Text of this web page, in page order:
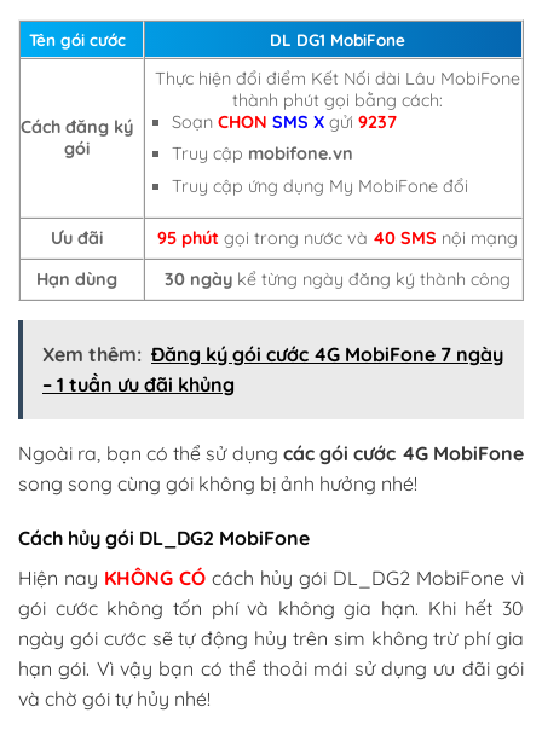
Tên gói cước DL DG1 MobiFone
Cách đăng ký
gói
Thực hiện đổi điểm Kết Nối dài Lâu MobiFone
thành phút gọi bằng cách:
Soạn CHON SMS Xgửi 9237
Truy cập mobifone.vn
Truy cập ứng dụng My MobiFone đổi
Ưu đãi 95 phút gọi trong nước và 40 SMS nội mạng
Hạn dùng
30 ngày kể từng ngày đăng ký thành công
Xem thêm: Đăng ký gói cước 4G MobiFone 7 ngày
– 1 tuần ưu đãi khủng
Ngoài ra, bạn có thể sử dụng các gói cước 4G MobiFone
song song cùng gói không bị ảnh hưởng nhé!
Cách hủy gói DL_DG2 MobiFone
Hiện nay KHÔNG CÓ cách hủy gói DL_DG2 MobiFone vì
gói cước không tốn phí và không gia hạn. Khi hết 30
ngày gói cước sẽ tự động hủy trên sim không trừ phí gia
hạn gói. Vì vậy bạn có thể thoải mái sử dụng ưu đãi gói
và chờ gói tự hủy nhé!